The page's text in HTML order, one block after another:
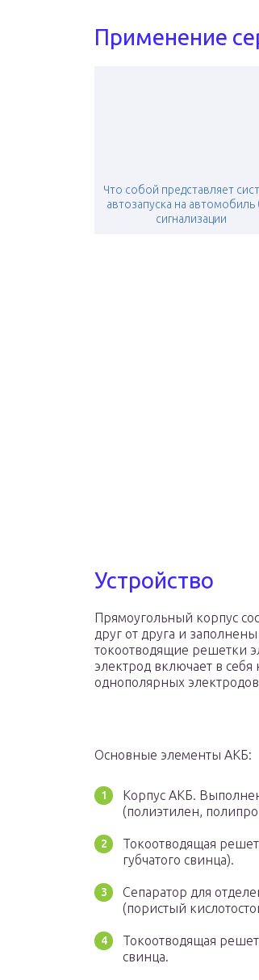
Применение
Что собой представляет
автозапуска на автомобиль
сигнализации
Устройство
Прямоугольный корпус
друг от друга и
токоотводящие решетки
электрод включает в
однополярных
Основные элементы АКБ:
Корпус АКБ.
(полиэтилен,
Токоотводящая
губчатого свинца).
Сепаратор для
(пористый
Токоотводящая
свинца.